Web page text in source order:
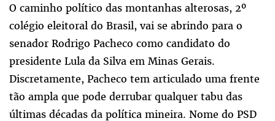
O caminho político das montanhas alterosas, 2º
colégio eleitoral do Brasil, vai se abrindo para o
senador Rodrigo Pacheco como candidato do
presidente Lula da Silva em Minas Gerais.
Discretamente, Pacheco tem articulado uma frente
tão ampla que pode derrubar qualquer tabu das
últimas décadas da política mineira. Nome do PSD